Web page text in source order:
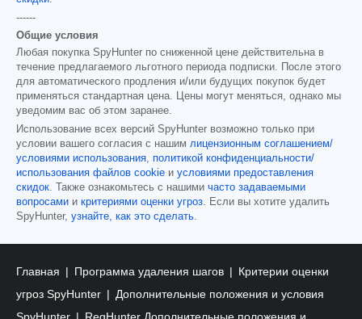
------
Общие условия
Любая покупка SpyHunter по сниженной цене действительна в
течение предлагаемого льготного периода подписки. После этого
для автоматического продления и/или будущих покупок будет
применяться стандартная цена. Цены могут меняться, однако мы
уведомим вас об этом заранее.
Использование всех версий SpyHunter возможно только при
условии вашего согласия с нашим лицензионным соглашением/
условиями использования, политикой конфиденциальности/
использования файлов cookie и условиями предоставления
скидок. Также ознакомьтесь с нашими часто задаваемыми
вопросами и критериями оценки угроз. Если вы хотите удалить
SpyHunter, узнайте, как это сделать.
Главная Программа удаления шагов
Критерии оценки
угроз SpyHunter
Дополнительные положения и условия